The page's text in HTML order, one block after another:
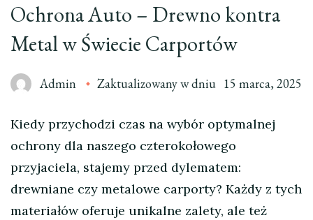
Ochrona Auto – Drewno kontra
Metal w Świecie Carportów
Admin Zaktualizowany w dniu 15 marca, 2025
Kiedy przychodzi czas na wybór optymalnej
ochrony dla naszego czterokołowego
przyjaciela, stajemy przed dylematem:
drewniane czy metalowe carporty? Każdy z tych
materiałów oferuje unikalne zalety, ale też